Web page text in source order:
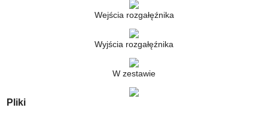
Wejścia rozgałęźnika
Wyjścia rozgałęźnika
W zestawie
Pliki